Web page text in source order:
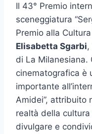
Il 43° Premio
sceneggiatura
Premio alla
Elisabetta Sgarbi
di La Milanesiana.
cinematografica è
importante
Amidei”, attribuito
realtà della
divulgare e